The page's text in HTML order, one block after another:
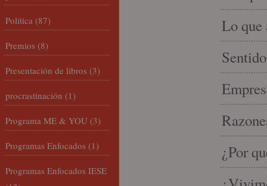
Lo que
¿Por
Política (87)
Premios (8)
Presentación de libros (3)
procrastinación (1)
Programa ME & YOU (3)
Programas Enfocados (1)
Programas Enfocados IESE